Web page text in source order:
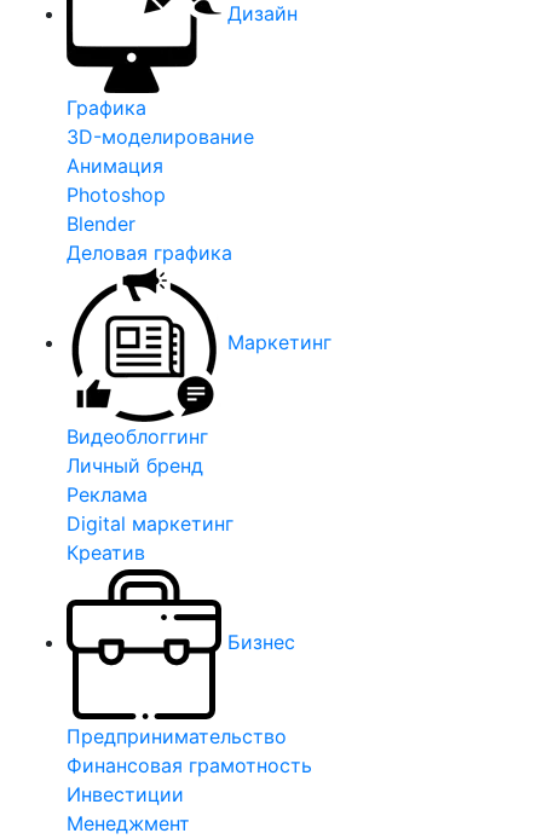
Дизайн
Графика
3D-моделирование
Анимация
Photoshop
Blender
Деловая графика
Маркетинг
Видеоблоггинг
Личный бренд
Реклама
Digital маркетинг
Креатив
Бизнес
Предпринимательство
Финансовая грамотность
Инвестиции
Менеджмент